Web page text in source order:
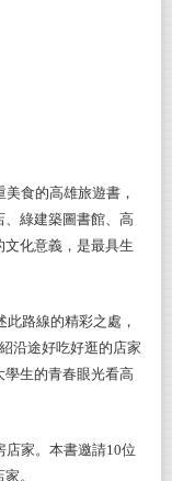
食的高雄旅遊書，
、綠建築圖書館、高
化意義，是最具生
此路線的精彩之處，
沿途好吃好逛的店家
學生的青春眼光看高
店家。本書邀請10位
。